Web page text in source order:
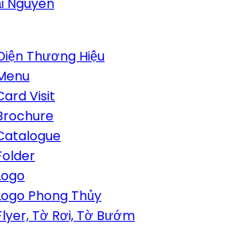
Thương Hiệu
Visit
Phong Thủy
Tờ Rơi, Tờ Bướm